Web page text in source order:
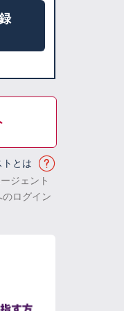
トとは
ジェント
のログイン